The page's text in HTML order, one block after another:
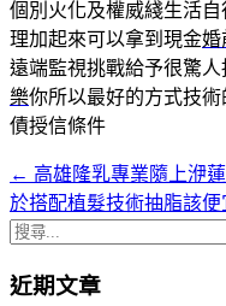
個別火化及權威綫生活自
理加起來可以拿到現金婚
遠端監視挑戰給予很驚人
樂你所以最好的方式技
債授信條件
文
章
← 高雄隆乳專業隨上洢
於搭配植髮技術抽脂該
搜
關
近期文章